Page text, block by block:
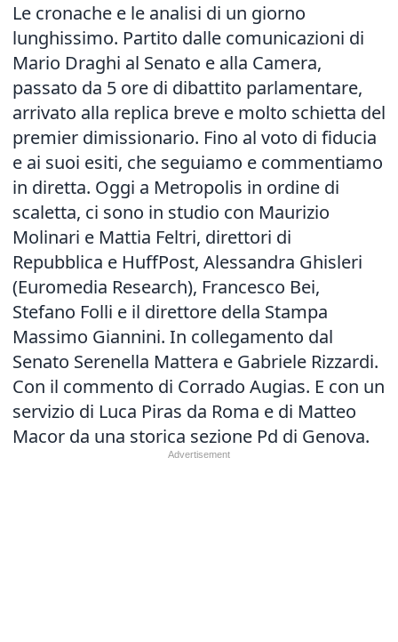
Le cronache e le analisi di un giorno
lunghissimo. Partito dalle comunicazioni di
Mario Draghi al Senato e alla Camera,
passato da 5 ore di dibattito parlamentare,
arrivato alla replica breve e molto schietta del
premier dimissionario. Fino al voto di fiducia
e ai suoi esiti, che seguiamo e commentiamo
in diretta. Oggi a Metropolis in ordine di
scaletta, ci sono in studio con Maurizio
Molinari e Mattia Feltri, direttori di
Repubblica e HuffPost, Alessandra Ghisleri
(Euromedia Research), Francesco Bei,
Stefano Folli e il direttore della Stampa
Massimo Giannini. In collegamento dal
Senato Serenella Mattera e Gabriele Rizzardi.
Con il commento di Corrado Augias. E con un
servizio di Luca Piras da Roma e di Matteo
Macor da una storica sezione Pd di Genova.